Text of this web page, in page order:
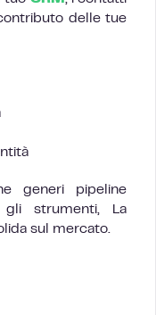
delle tue
generi pipeline
gli strumenti, La
sul mercato.